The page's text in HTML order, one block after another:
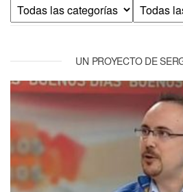
UN PROYECTO DE